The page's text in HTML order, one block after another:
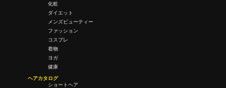
化粧
ダイエット
メンズビューティー
ファッション
コスプレ
着物
ヨガ
健康
ヘアカタログ
ショートヘア